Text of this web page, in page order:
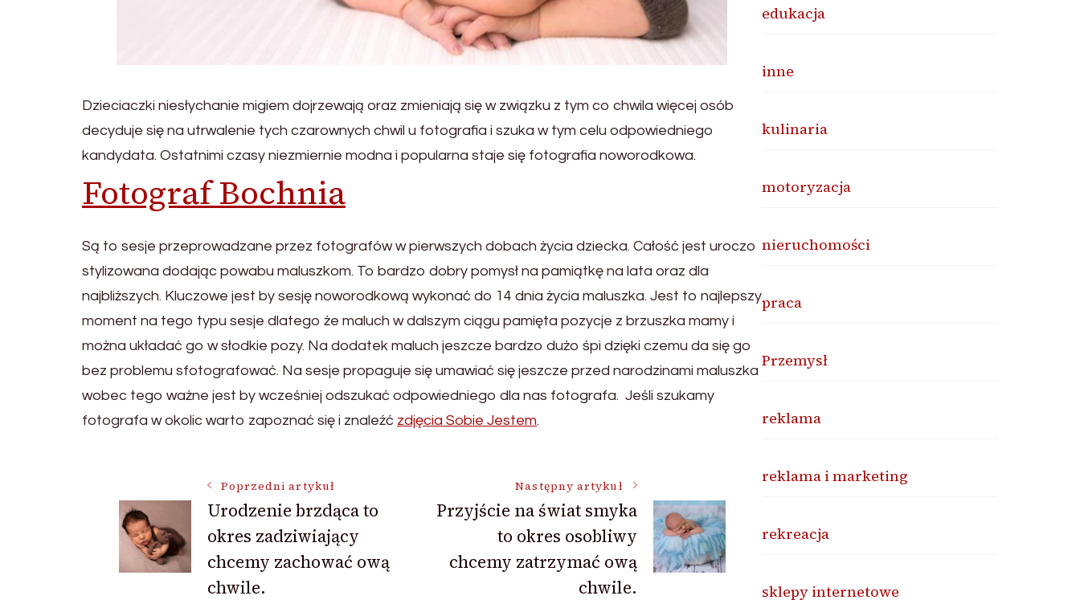
Dzieciaczki niesłychanie migiem dojrzewają oraz zmieniają się w związku z tym co chwila więcej osób
decyduje się na utrwalenie tych czarownych chwil u fotografia i szuka w tym celu odpowiedniego
kandydata. Ostatnimi czasy niezmiernie modna i popularna staje się fotografia noworodkowa.
Fotograf Bochnia
Są to sesje przeprowadzane przez fotografów w pierwszych dobach życia dziecka. Całość jest uroczo
stylizowana dodając powabu maluszkom. To bardzo dobry pomysł na pamiątkę na lata oraz dla
najbliższych. Kluczowe jest by sesję noworodkową wykonać do 14 dnia życia maluszka. Jest to najlepszy
moment na tego typu sesje dlatego że maluch w dalszym ciągu pamięta pozycje z brzuszka mamy i
można układać go w słodkie pozy. Na dodatek maluch jeszcze bardzo dużo śpi dzięki czemu da się go
bez problemu sfotografować. Na sesje propaguje się umawiać się jeszcze przed narodzinami maluszka
wobec tego ważne jest by wcześniej odszukać odpowiedniego dla nas fotografa. Jeśli szukamy
fotografa w okolic warto zapoznać się i znaleźć zdjęcia Sobie Jestem.
Nawigacja
wpisu
Poprzedni artykuł
Urodzenie brzdąca to
okres zadziwiający
chcemy zachować ową
chwile.
Następny artykuł
Przyjście na świat smyka
to okres osobliwy
chcemy zatrzymać ową
chwile.
edukacja
inne
kulinaria
motoryzacja
nieruchomości
praca
Przemysł
reklama
reklama i marketing
rekreacja
sklepy internetowe